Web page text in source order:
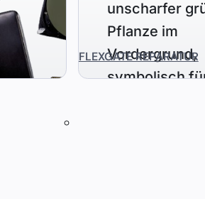
FLEXGATE REPARATUR